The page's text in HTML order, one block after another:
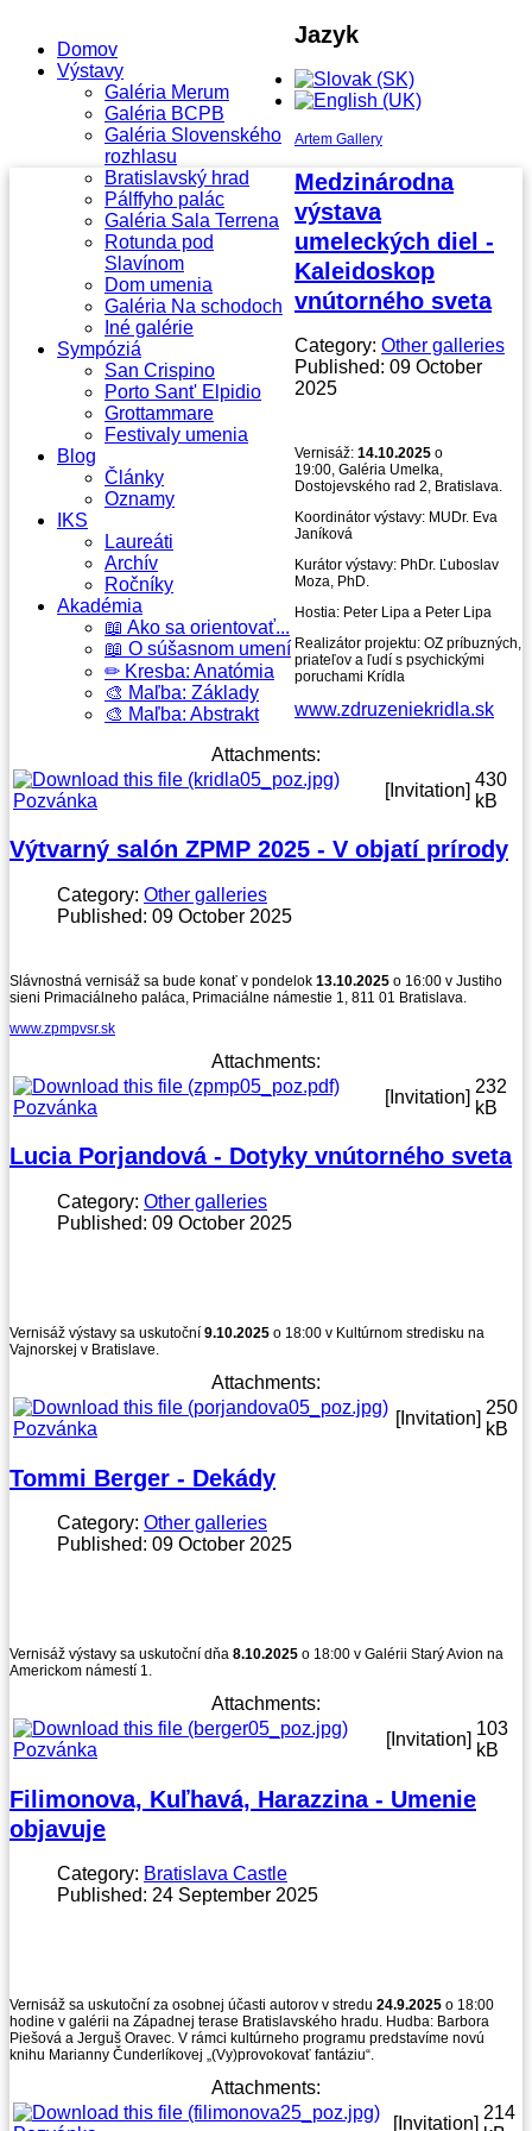
Domov
Výstavy
Galéria Merum
Galéria BCPB
Galéria Slovenského
rozhlasu
Bratislavský hrad
Pálffyho palác
Galéria Sala Terrena
Rotunda pod
Slavínom
Dom umenia
Galéria Na schodoch
Iné galérie
Sympóziá
San Crispino
Porto Sant' Elpidio
Grottammare
Festivaly umenia
Blog
Články
Oznamy
IKS
Laureáti
Archív
Ročníky
Akadémia
📖 Ako sa orientovať...
📖 O súšasnom umení
✏ Kresba: Anatómia
🎨 Maľba: Základy
🎨 Maľba: Abstrakt
Jazyk
Artem Gallery
Medzinárodna
výstava
umeleckých diel -
Kaleidoskop
vnútorného sveta
Category: Other galleries
Published: 09 October
2025
Vernisáž: 14.10.2025 o
19:00, Galéria Umelka,
Dostojevského rad 2, Bratislava.
Koordinátor výstavy: MUDr. Eva
Janíková
Kurátor výstavy: PhDr. Ľuboslav
Moza, PhD.
Hostia: Peter Lipa a Peter Lipa
Realizátor projektu: OZ príbuzných,
priateľov a ľudí s psychickými
poruchami Krídla
www.zdruzeniekridla.sk
Attachments:
Pozvánka
[Invitation]
430
kB
Výtvarný salón ZPMP 2025 - V objatí prírody
Category: Other galleries
Published: 09 October 2025
Slávnostná vernisáž sa bude konať v pondelok 13.10.2025 o 16:00 v Justiho
sieni Primaciálneho paláca, Primaciálne námestie 1, 811 01 Bratislava.
www.zpmpvsr.sk
Attachments:
Pozvánka
[Invitation]
232
kB
Lucia Porjandová - Dotyky vnútorného sveta
Category: Other galleries
Published: 09 October 2025
Vernisáž výstavy sa uskutoční 9.10.2025 o 18:00 v Kultúrnom stredisku na
Vajnorskej v Bratislave.
Attachments:
Pozvánka
[Invitation]
250
kB
Tommi Berger - Dekády
Category: Other galleries
Published: 09 October 2025
Vernisáž výstavy sa uskutoční dňa 8.10.2025 o 18:00 v Galérii Starý Avion na
Americkom námestí 1.
Attachments:
Pozvánka
[Invitation]
103
kB
Filimonova, Kuľhavá, Harazzina - Umenie
objavuje
Category: Bratislava Castle
Published: 24 September 2025
Vernisáž sa uskutoční za osobnej účasti autorov v stredu 24.9.2025 o 18:00
hodine v galérii na Západnej terase Bratislavského hradu. Hudba: Barbora
Piešová a Jerguš Oravec. V rámci kultúrneho programu predstavíme novú
knihu Marianny Čunderlíkovej „(Vy)provokovať fantáziu“.
Attachments:
[Invitation]
214